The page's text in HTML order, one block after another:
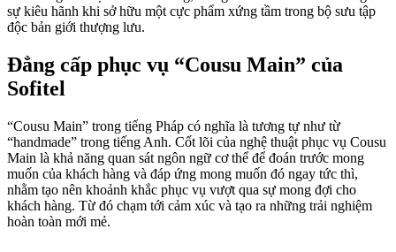
sự kiêu hãnh khi sở hữu một cực phẩm xứng tầm trong bộ sưu tập
độc bản giới thượng lưu.
Đẳng cấp phục vụ “Cousu Main” của
Sofitel
“Cousu Main” trong tiếng Pháp có nghĩa là tương tự như từ
“handmade” trong tiếng Anh. Cốt lõi của nghệ thuật phục vụ Cousu
Main là khả năng quan sát ngôn ngữ cơ thể để đoán trước mong
muốn của khách hàng và đáp ứng mong muốn đó ngay tức thì,
nhằm tạo nên khoảnh khắc phục vụ vượt qua sự mong đợi cho
khách hàng. Từ đó chạm tới cảm xúc và tạo ra những trải nghiệm
hoàn toàn mới mẻ.